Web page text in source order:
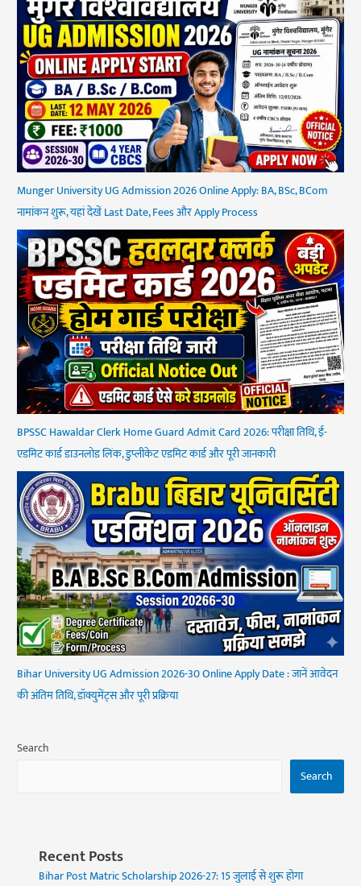
Munger University UG Admission 2026 Online Apply: BA, BSc, BCom
नामांकन शुरू, यहां देखें Last Date, Fees और Apply Process
BPSSC Hawaldar Clerk Home Guard Admit Card 2026: परीक्षा तिथि, ई-
एडमिट कार्ड डाउनलोड लिंक, डुप्लीकेट एडमिट कार्ड और पूरी जानकारी
Bihar University UG Admission 2026-30 Online Apply Date : जानें आवेदन
की अंतिम तिथि, डॉक्युमेंट्स और पूरी प्रक्रिया
Search
Search
Recent Posts
Bihar Post Matric Scholarship 2026-27: 15 जुलाई से शुरू होगा